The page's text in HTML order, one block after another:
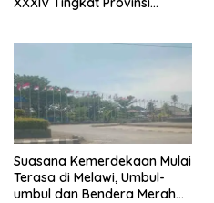
Suasana Kemerdekaan Mulai
Terasa di Melawi, Umbul-
umbul dan Bendera Merah